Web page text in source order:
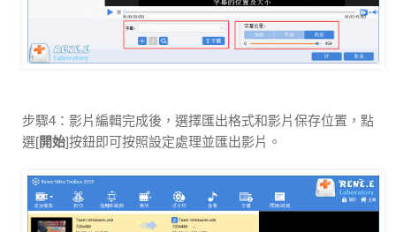
步驟4：影片編輯完成後，選擇匯出格式和影片保存位置，點
選[開始]按鈕即可按照設定處理並匯出影片。